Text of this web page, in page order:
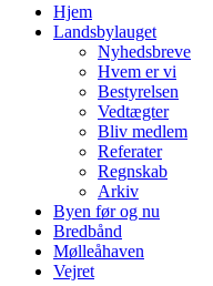
Hjem
Landsbylauget
Nyhedsbreve
Hvem er vi
Bestyrelsen
Vedtægter
Bliv medlem
Referater
Regnskab
Arkiv
Byen før og nu
Bredbånd
Mølleåhaven
Vejret